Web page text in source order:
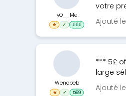
votre
Ajouté
yO__Me
★ ✓ 666
*** 5£
large
Ajouté
Wenopeb
★ ✓ 589